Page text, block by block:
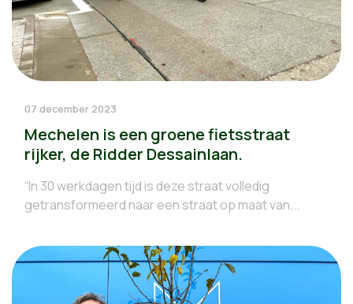
07 december 2023
Mechelen is een groene fietsstraat
rijker, de Ridder Dessainlaan.
“In 30 werkdagen tijd is deze straat volledig
getransformeerd naar een straat op maat van...